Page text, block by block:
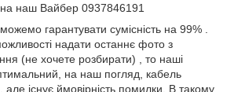
наш Вайбер 0937846191
гарантувати сумісність на 99% .
надати останнє фото з
(не хочете розбирати) , то наші
на наш погляд, кабель
існує ймовірність помилки. В такому